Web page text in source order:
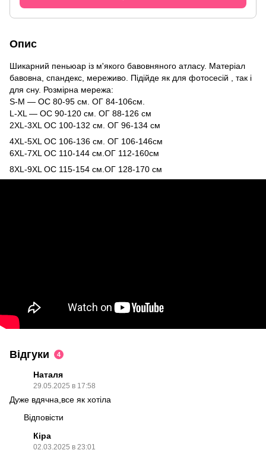
Опис
Шикарний пеньюар із м'якого бавовняного атласу. Матеріал
бавовна, спандекс, мереживо. Підійде як для фотосесій , так і
для сну. Розмірна мережа:
S-М — ОС 80-95 см. ОГ 84-106см.
L-XL — ОС 90-120 см. ОГ 88-126 см
2XL-3XL ОС 100-132 см. ОГ 96-134 см
4XL-5XL ОС 106-136 см. ОГ 106-146см
6XL-7XL ОС 110-144 см.ОГ 112-160см
8XL-9XL ОС 115-154 см.ОГ 128-170 см
Відгуки 4
Наталя
29.05.2025 в 17:58
Дуже вдячна,все як хотіла
Відповісти
Кіра
02.03.2025 в 23:01